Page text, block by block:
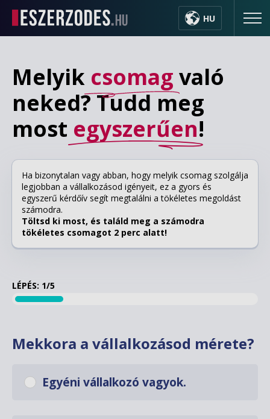
HU
Melyik csomag való
neked? Tudd meg
most egyszerűen!
Ha bizonytalan vagy abban, hogy melyik csomag szolgálja
legjobban a vállalkozásod igényeit, ez a gyors és
egyszerű kérdőív segít megtalálni a tökéletes megoldást
számodra.
Töltsd ki most, és találd meg a számodra
tökéletes csomagot 2 perc alatt!
LÉPÉS: 1/5
Mekkora a vállalkozásod mérete?
Egyéni vállalkozó vagyok.